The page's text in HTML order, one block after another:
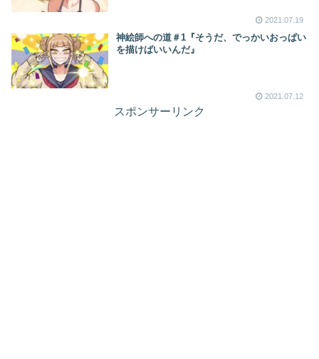
2021.07.19
神絵師への道＃1『そうだ、でっかいおっぱい
を描けばいいんだ』
2021.07.12
スポンサーリンク